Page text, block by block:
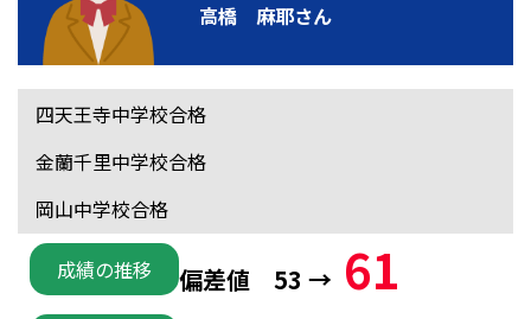
高橋 麻耶さん
四天王寺中学校合格
金蘭千里中学校合格
岡山中学校合格
成績の推移 偏差値 53 → 61